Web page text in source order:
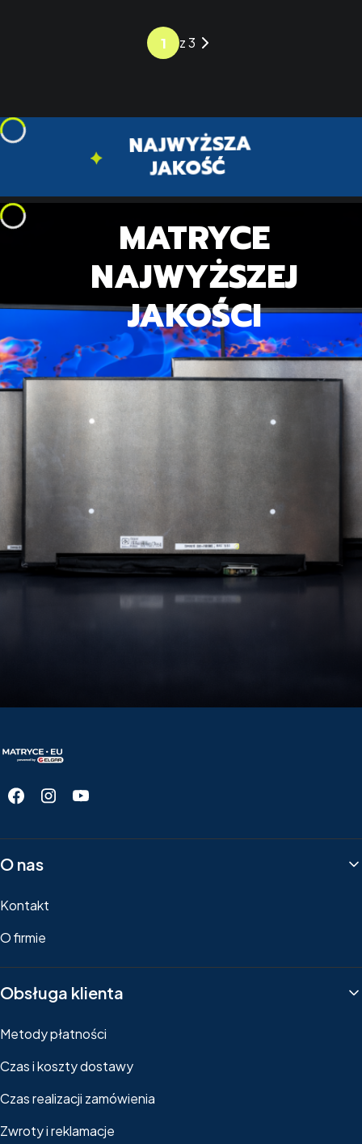
z 3
NAJWYŻSZA
JAKOŚĆ
MATRYCE
NAJWYŻSZEJ
JAKOŚCI
Linki w stopce
O nas
Kontakt
O firmie
Obsługa klienta
Metody płatności
Czas i koszty dostawy
Czas realizacji zamówienia
Zwroty i reklamacje